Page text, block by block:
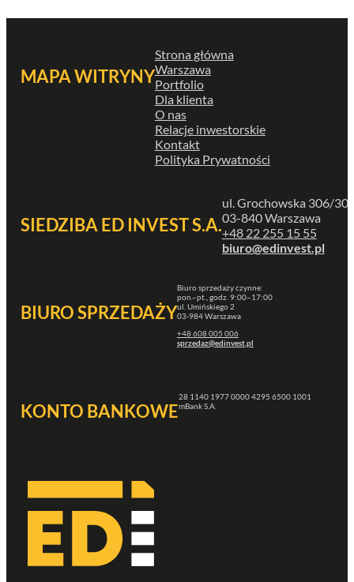
MAPA WITRYNY
Strona główna
Warszawa
Portfolio
Dla klienta
O nas
Relacje inwestorskie
Kontakt
Polityka Prywatności
SIEDZIBA ED INVEST S.A.
ul. Grochowska 306/
03-840 Warszawa
+48 22 255 15 55
biuro@edinvest.pl
BIURO SPRZEDAŻY
Biuro sprzedaży czynne:
pon.–pt., godz. 9:00–17:00
ul. Umińskiego 2
03-984 Warszawa
+48 608 005 006
sprzedaz@edinvest.pl
KONTO BANKOWE
28 1140 1977 0000 4295 6500 1001
mBank S.A.